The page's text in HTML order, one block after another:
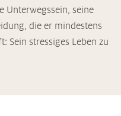
Unterwegssein, seine
die er mindestens
Sein stressiges Leben zu